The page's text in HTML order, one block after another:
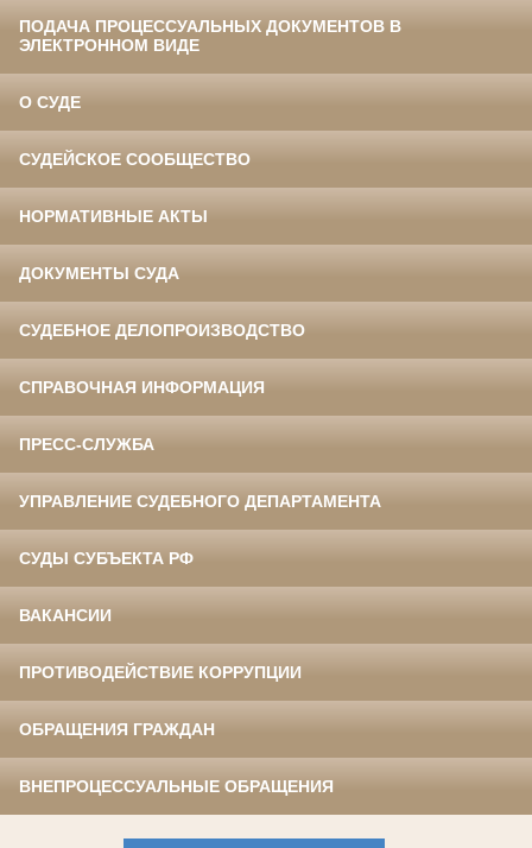
ПОДАЧА ПРОЦЕССУАЛЬНЫХ ДОКУМЕНТОВ В
ЭЛЕКТРОННОМ ВИДЕ
О СУДЕ
СУДЕЙСКОЕ СООБЩЕСТВО
НОРМАТИВНЫЕ АКТЫ
ДОКУМЕНТЫ СУДА
СУДЕБНОЕ ДЕЛОПРОИЗВОДСТВО
СПРАВОЧНАЯ ИНФОРМАЦИЯ
ПРЕСС-СЛУЖБА
УПРАВЛЕНИЕ СУДЕБНОГО ДЕПАРТАМЕНТА
СУДЫ СУБЪЕКТА РФ
ВАКАНСИИ
ПРОТИВОДЕЙСТВИЕ КОРРУПЦИИ
ОБРАЩЕНИЯ ГРАЖДАН
ВНЕПРОЦЕССУАЛЬНЫЕ ОБРАЩЕНИЯ